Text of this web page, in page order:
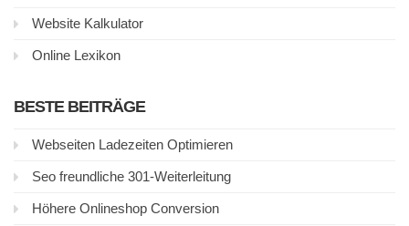
Website Kalkulator
Online Lexikon
BESTE BEITRÄGE
Webseiten Ladezeiten Optimieren
Seo freundliche 301-Weiterleitung
Höhere Onlineshop Conversion